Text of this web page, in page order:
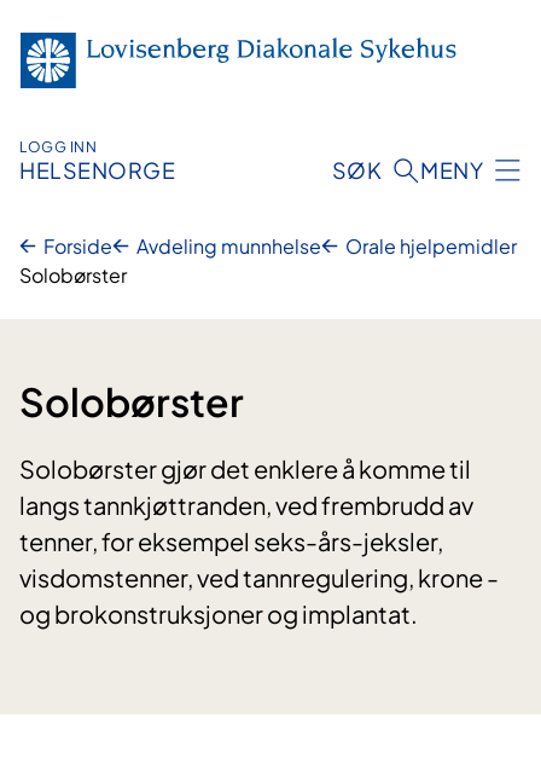
innhold
LOGG INN
HELSENORGE SØK MENY
Forside Avdeling munnhelse
Orale hjelpemidler
Solobørster
Solobørster
Solobørster gjør det enklere å komme til
langs tannkjøttranden, ved frembrudd av
tenner, for eksempel seks-års-jeksler,
visdomstenner, ved tannregulering, krone -
og brokonstruksjoner og implantat.